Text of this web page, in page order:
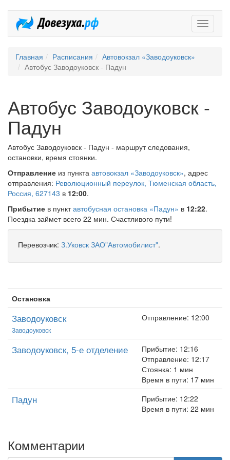
Главная Расписания
Автовокзал «Заводоуковск»
Автобус Заводоуковск - Падун
Автобус Заводоуковск -
Падун
Автобус Заводоуковск - Падун - маршрут следования,
остановки, время стоянки.
Отправление из пункта автовокзал «Заводоуковск», адрес
отправления: Революционный переулок, Тюменская область,
Россия, 627143 в 12:00.
Прибытие в пунктавтобусная остановка «Падун» в 12:22.
Поездка займет всего 22 мин. Счастливого пути!
Перевозчик: З.Уковск ЗАО"Автомобилист".
Остановка
Заводоуковск
Заводоуковск
Отправление: 12:00
Заводоуковск, 5-е отделение
Прибытие: 12:16
Отправление: 12:17
Стоянка: 1 мин
Время в пути: 17 мин
Падун
Прибытие: 12:22
Время в пути: 22 мин
Комментарии